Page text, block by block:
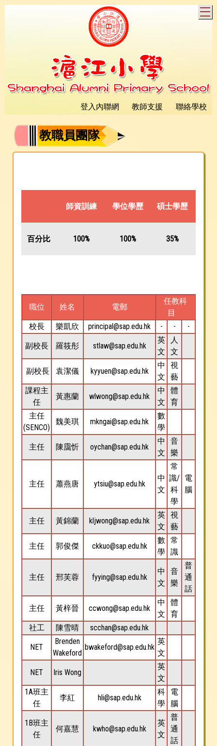
登入內聯網 教師支援 聯絡學校
教職員團隊
師資訓練 學位學歷 碩士學歷
百分比 100% 100% 35%
職位 姓名 電郵
任教科
目
校長
樂凱欣 principal@sap.edu.hk - - -
副校長 羅筱彤 stlaw@sap.edu.hk
英
文
人
文
副校長 袁潔儀 kyyuen@sap.edu.hk
中
文
視
藝
課程主
任
黃惠蘭 wlwong@sap.edu.hk
中
文
體
育
主任
(SENCO)
魏美琪 mkngai@sap.edu.hk
數
學
主任 陳靄忻 oychan@sap.edu.hk
中
文
音
樂
主任 蕭燕唐 ytsiu@sap.edu.hk
中
文
常
識/
科
學
電
腦
主任 黃錦蘭 kljwong@sap.edu.hk
英
文
視
藝
主任 郭俊傑 ckkuo@sap.edu.hk
數
學
常
識
主任 邢芙蓉 fyying@sap.edu.hk
中
文
音
樂
普
通
話
主任 黃梓晉 ccwong@sap.edu.hk
中
文
體
育
社工
陳雪晴 scchan@sap.edu.hk
NET
Brenden
Wakeford
bwakeford@sap.edu.hk
英
文
NET Iris Wong
英
文
1A班主
任
李紅 hli@sap.edu.hk
科
學
電
腦
1B班主
任
何嘉慧 kwho@sap.edu.hk
英
文
普
通
話